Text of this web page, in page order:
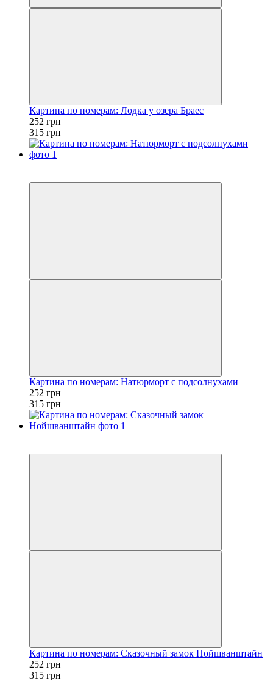
Картина по номерам: Лодка у озера Браес
252 грн
315 грн
Картина по номерам: Натюрморт с подсолнухами
252 грн
315 грн
Картина по номерам: Сказочный замок Нойшванштайн
252 грн
315 грн